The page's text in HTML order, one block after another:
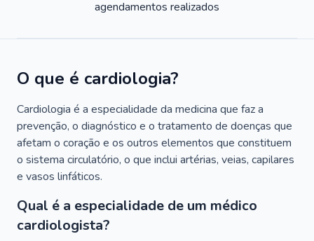
agendamentos realizados
O que é cardiologia?
Cardiologia é a especialidade da medicina que faz a
prevenção, o diagnóstico e o tratamento de doenças que
afetam o coração e os outros elementos que constituem
o sistema circulatório, o que inclui artérias, veias, capilares
e vasos linfáticos.
Qual é a especialidade de um médico
cardiologista?